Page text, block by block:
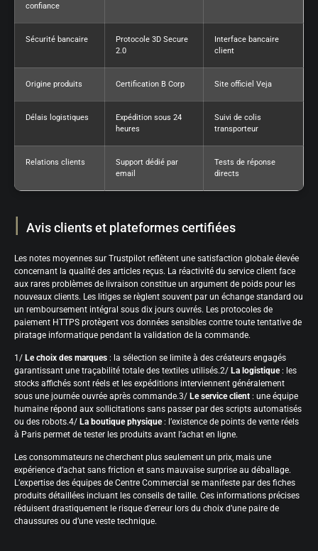
confiance
Sécurité bancaire
Protocole 3D Secure
2.0
Interface bancaire
client
Origine produits Certification B Corp Site officiel Veja
Délais logistiques
Expédition sous 24
heures
Suivi de colis
transporteur
Relations clients
Support dédié par
email
Tests de réponse
directs
Avis clients et plateformes certifiées
Les notes moyennes sur Trustpilot reflètent une satisfaction globale élevée
concernant la qualité des articles reçus. La réactivité du service client face
aux rares problèmes de livraison constitue un argument de poids pour les
nouveaux clients. Les litiges se règlent souvent par un échange standard ou
un remboursement intégral sous dix jours ouvrés. Les protocoles de
paiement HTTPS protègent vos données sensibles contre toute tentative de
piratage informatique pendant la validation de la commande.
1/ Le choix des marques : la sélection se limite à des créateurs engagés
garantissant une traçabilité totale des textiles utilisés.2/ La logistique: les
stocks affichés sont réels et les expéditions interviennent généralement
sous une journée ouvrée après commande.3/ Le service client : une équipe
humaine répond aux sollicitations sans passer par des scripts automatisés
ou des robots.4/ La boutique physique: l’existence de points de vente réels
à Paris permet de tester les produits avant l’achat en ligne.
Les consommateurs ne cherchent plus seulement un prix, mais une
expérience d’achat sans friction et sans mauvaise surprise au déballage.
L’expertise des équipes de Centre Commercial se manifeste par des fiches
produits détaillées incluant les conseils de taille. Ces informations précises
réduisent drastiquement le risque d’erreur lors du choix d’une paire de
chaussures ou d’une veste technique.